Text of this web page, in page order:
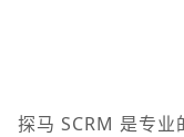
探马 SCRM 是专